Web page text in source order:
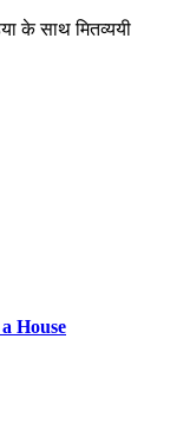
के साथ मितव्ययी
House